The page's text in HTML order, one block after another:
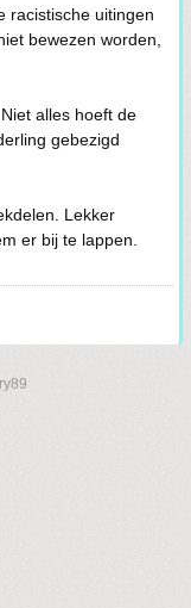
racistische uitingen
bewezen worden,
alles hoeft de
gebezigd
Lekker
er bij te lappen.